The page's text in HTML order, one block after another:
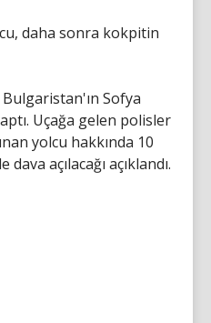
daha sonra kokpitin
Sofya
Uçağa gelen polisler
yolcu hakkında 10
açılacağı açıklandı.